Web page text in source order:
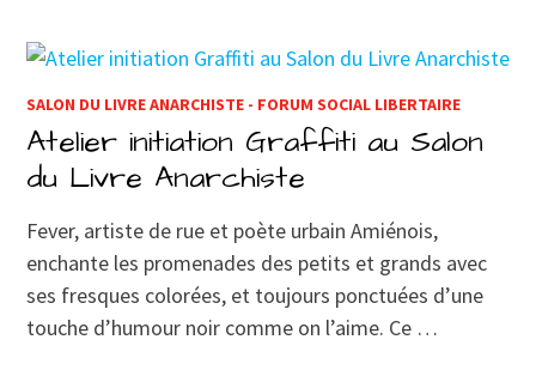
SALON DU LIVRE ANARCHISTE - FORUM SOCIAL LIBERTAIRE
Atelier initiation Graffiti au Salon
du Livre Anarchiste
Fever, artiste de rue et poète urbain Amiénois,
enchante les promenades des petits et grands avec
ses fresques colorées, et toujours ponctuées d’une
touche d’humour noir comme on l’aime. Ce …